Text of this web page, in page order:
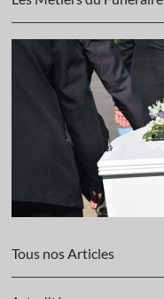
Tous nos Articles